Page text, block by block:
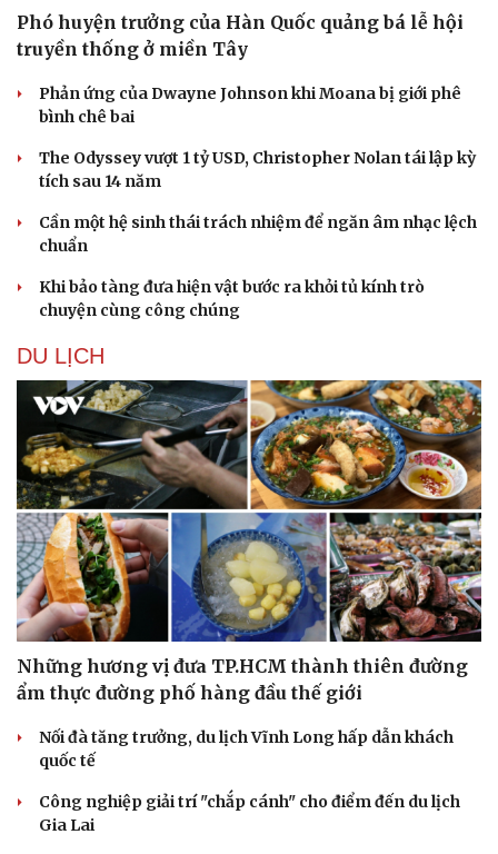
Sức khỏe
Cây thuốc
Sản phụ khoa
Nam khoa
Làm đẹp - giảm cân
Ăn sạch sống khỏe
Blog
Phó huyện trưởng của Hàn Quốc quảng bá lễ hội
truyền thống ở miền Tây
Phản ứng của Dwayne Johnson khi Moana bị giới phê
bình chê bai
The Odyssey vượt 1 tỷ USD, Christopher Nolan tái lập kỳ
tích sau 14 năm
Cần một hệ sinh thái trách nhiệm để ngăn âm nhạc lệch
chuẩn
Khi bảo tàng đưa hiện vật bước ra khỏi tủ kính trò
chuyện cùng công chúng
DU LỊCH
Những hương vị đưa TP.HCM thành thiên đường
ẩm thực đường phố hàng đầu thế giới
Nối đà tăng trưởng, du lịch Vĩnh Long hấp dẫn khách
quốc tế
Công nghiệp giải trí "chắp cánh" cho điểm đến du lịch
Gia Lai